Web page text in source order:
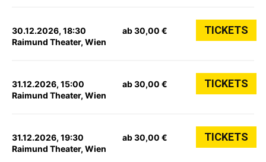
30.12.2026, 18:30
Raimund Theater, Wien
ab 30,00 € TICKETS
31.12.2026, 15:00
Raimund Theater, Wien
ab 30,00 € TICKETS
31.12.2026, 19:30
Raimund Theater, Wien
ab 30,00 € TICKETS